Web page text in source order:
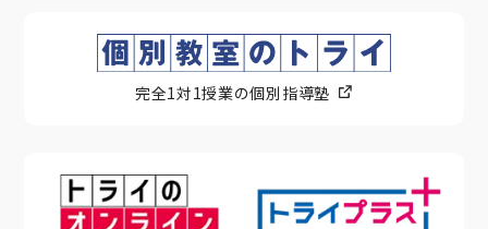
完全1対1授業の個別指導塾